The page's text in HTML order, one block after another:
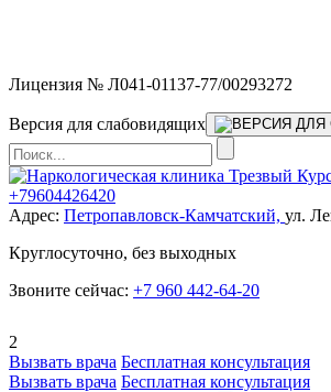
Лицензия № Л041-01137-77/00293272
Версия для слабовидящих
+79604426420
Адрес: Петропавловск-Камчатский, ул.
Круглосуточно, без выходных
Звоните сейчас: +7 960 442-64-20
2
Вызвать врача Бесплатная консультация
Вызвать врача Бесплатная консультация